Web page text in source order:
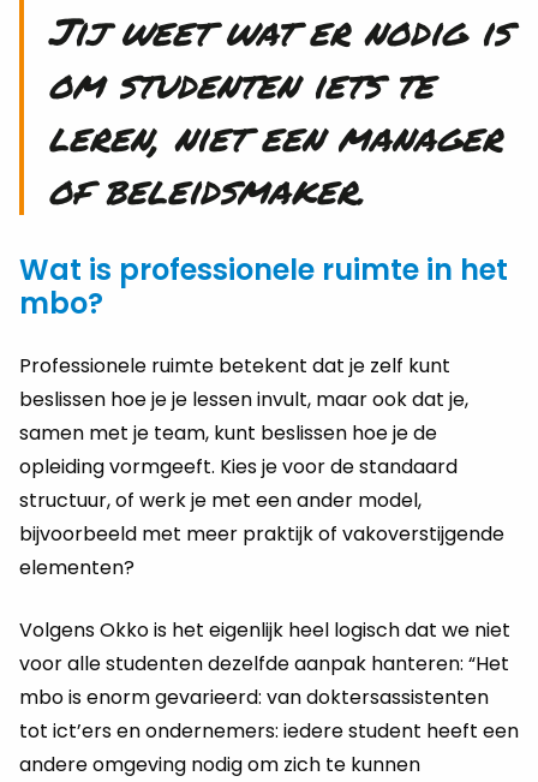
Jij weet wat er nodig is
om studenten iets te
leren, niet een manager
of beleidsmaker.
Wat is professionele ruimte in het
mbo?
Professionele ruimte betekent dat je zelf kunt
beslissen hoe je je lessen invult, maar ook dat je,
samen met je team, kunt beslissen hoe je de
opleiding vormgeeft. Kies je voor de standaard
structuur, of werk je met een ander model,
bijvoorbeeld met meer praktijk of vakoverstijgende
elementen?
Volgens Okko is het eigenlijk heel logisch dat we niet
voor alle studenten dezelfde aanpak hanteren: “Het
mbo is enorm gevarieerd: van doktersassistenten
tot ict’ers en ondernemers: iedere student heeft een
andere omgeving nodig om zich te kunnen